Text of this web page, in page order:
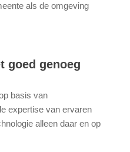
als de omgeving
goed genoeg
basis van
expertise van ervaren
alleen daar en op